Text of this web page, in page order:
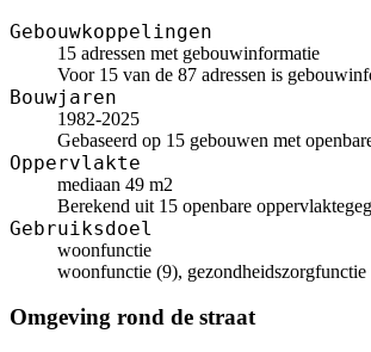
Gebouwkoppelingen
15 adressen met gebouwinformatie
Voor 15 van de 87 adressen is
Bouwjaren
1982-2025
Gebaseerd op 15 gebouwen met
Oppervlakte
mediaan 49 m2
Berekend uit 15 openbare
Gebruiksdoel
woonfunctie
woonfunctie (9), gezondheidszorgfunctie
Omgeving rond de straat